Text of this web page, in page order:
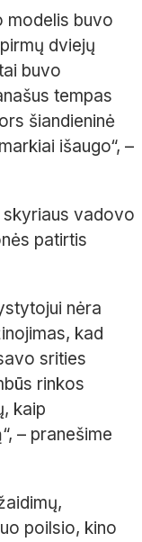
modelis buvo
dviejų
buvo
tempas
šiandieninė
išaugo“, –
skyriaus vadovo
patirtis
nėra
kad
srities
rinkos
kaip
– pranešime
poilsio, kino